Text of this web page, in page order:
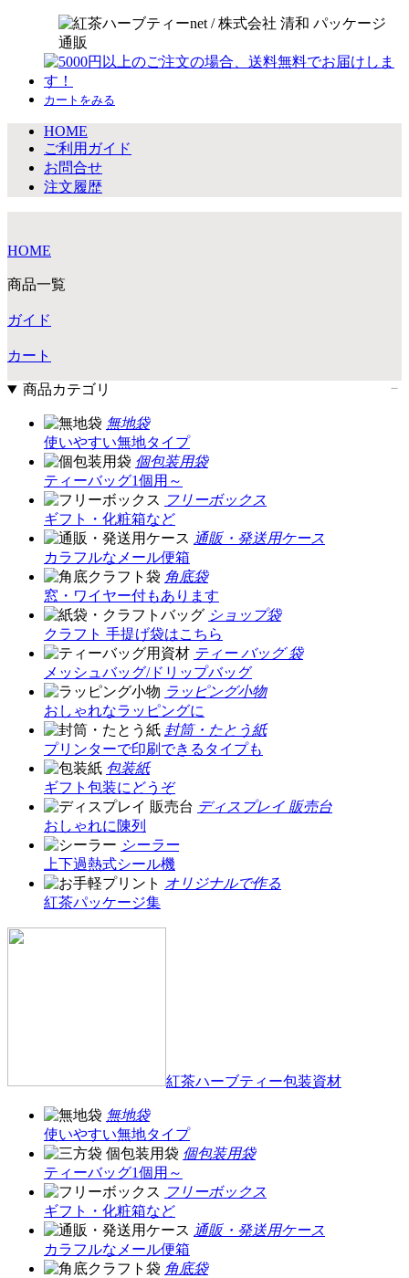
カートをみる
HOME
ご利用ガイド
お問合せ
注文履歴
HOME
商品一覧
ガイド
カート
商品カテゴリ
無地袋
使いやすい無地タイプ
個包装用袋
ティーバッグ1個用～
フリーボックス
ギフト・化粧箱など
通販・発送用ケース
カラフルなメール便箱
角底袋
窓・ワイヤー付もあります
ショップ袋
クラフト 手提げ袋はこちら
ティー バッグ 袋
メッシュバッグ/ドリップバッグ
ラッピング小物
おしゃれなラッピングに
封筒・たとう紙
プリンターで印刷できるタイプも
包装紙
ギフト包装にどうぞ
ディスプレイ 販売台
おしゃれに陳列
シーラー
上下過熱式シール機
オリジナルで作る
紅茶パッケージ集
紅茶ハーブティー包装資材
無地袋
使いやすい無地タイプ
個包装用袋
ティーバッグ1個用～
フリーボックス
ギフト・化粧箱など
通販・発送用ケース
カラフルなメール便箱
角底袋